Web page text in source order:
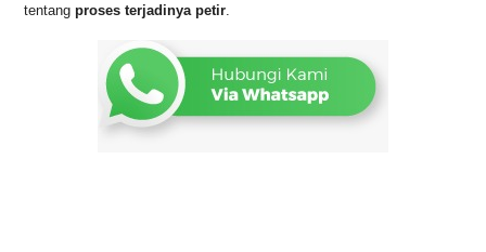
tentangproses terjadinya petir.